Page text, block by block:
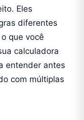
Eles
diferentes
que você
calculadora
entender antes
com múltiplas